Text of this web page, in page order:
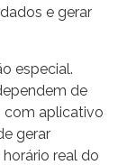
e gerar
especial.
de
com aplicativo
gerar
real do